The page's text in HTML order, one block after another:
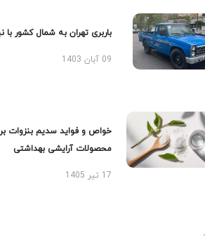
باربری تهران به شمال کشور با
09 آبان 1403
خواص و فواید سدیم بنزوات
محصولات آرایشی بهداشتی
17 تیر 1405